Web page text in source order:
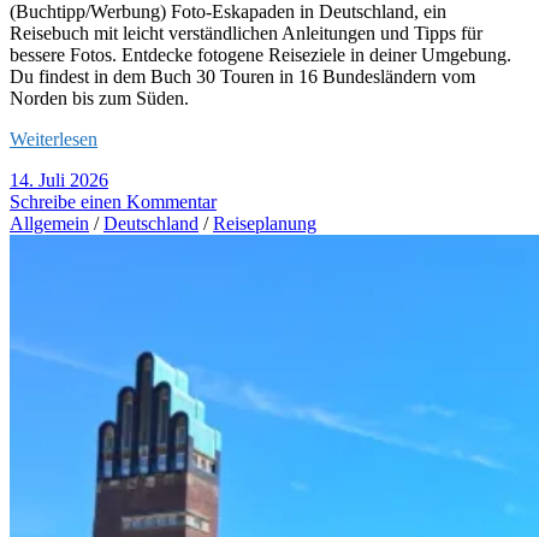
(Buchtipp/Werbung) Foto-Eskapaden in Deutschland, ein
Reisebuch mit leicht verständlichen Anleitungen und Tipps für
bessere Fotos. Entdecke fotogene Reiseziele in deiner Umgebung.
Du findest in dem Buch 30 Touren in 16 Bundesländern vom
Norden bis zum Süden.
Weiterlesen
14. Juli 2026
Schreibe einen Kommentar
Allgemein /Deutschland /Reiseplanung